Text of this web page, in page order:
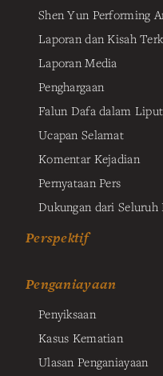
Shen Yun Performing
Laporan dan Kisah
Laporan Media
Penghargaan
Falun Dafa dalam
Ucapan Selamat
Komentar Kejadian
Pernyataan Pers
Dukungan dari Seluruh
Perspektif
Penganiayaan
Penyiksaan
Kasus Kematian
Ulasan Penganiayaan